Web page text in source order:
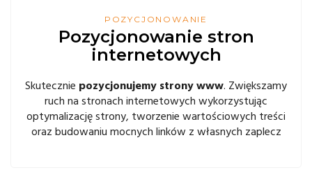
POZYCJONOWANIE
Pozycjonowanie stron
internetowych
Skutecznie pozycjonujemy strony www. Zwiększamy
ruch na stronach internetowych wykorzystując
optymalizację strony, tworzenie wartościowych treści
oraz budowaniu mocnych linków z własnych zaplecz